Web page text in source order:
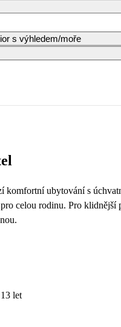
s výhledem/moře
komfortní ubytování s
celou rodinu. Pro
let